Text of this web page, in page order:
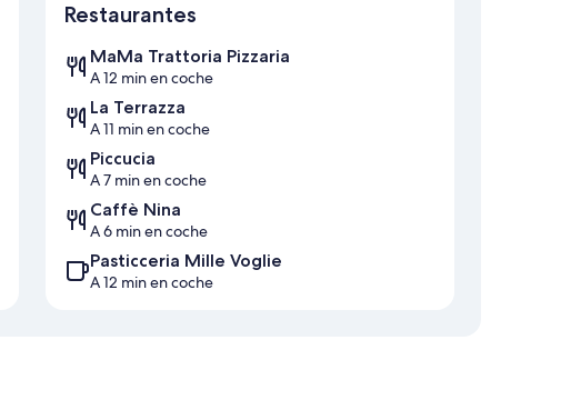
Restaurantes
MaMa Trattoria Pizzaria
A 12 min en coche
La Terrazza
A 11 min en coche
Piccucia
A 7 min en coche
Caffè Nina
A 6 min en coche
Pasticceria Mille Voglie
A 12 min en coche